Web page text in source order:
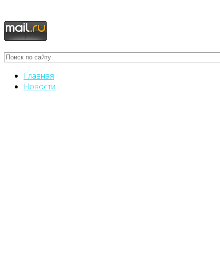
Главная
Новости